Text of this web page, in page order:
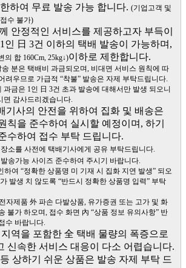
하여 무료 발송 가능 합니다. (기업고객 및
수 불가)
안정적인 서비스를 제공하고자 부득이
인 日 3건 이하의 택배 발송이 가능하며,
의 합 160Cm, 25kg↓)이하로 제한합니다.
분은 택배비 과금되오며, 비대면 서비스 원칙에 따
려우므로 가급적 “착불” 발송은 자제 부탁드립니다.
금은 1인 日 3건 초과 발송에 대해서만 발생 되오니
면 감사드리겠습니다.
기사의 안전을 위하여 집화 및 배송은
칙을 준수하여 실시할 예정이며, 하기
수하여 접수 부탁 드립니다.
소를 사전에 택배기사에게 공유 부탁드립니다.
송가능 사이즈 준수하여 주시기 바랍니다.
하여 “정확한 상품명 미 기재 시 집화 지연 발생” 되오
발생 치 않도록 “반드시 정확한 상품명 입력” 부탁
자제품 外 파손 다발상품, 유가증권 또는 고가 및 화
불가 하오며, 접수 화면 內 “상품 정보 유의사항” 반
수 바랍니다.
역을 포함한 全 택배 물량의 폭증으로
신속한 서비스 대응이 다소 어렵습니다.
상하기 쉬운 상품은 발송 자제 부탁 드